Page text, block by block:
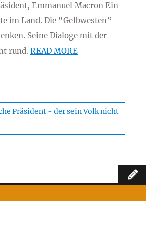
Emmanuel Macron Ein
im Land. Die “Gelbwesten”
Seine Dialoge mit der
rund. READ MORE
Präsident - der sein Volk nicht